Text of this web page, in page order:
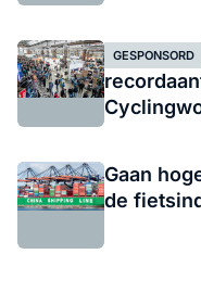
GESPONSORD
Gaan
de